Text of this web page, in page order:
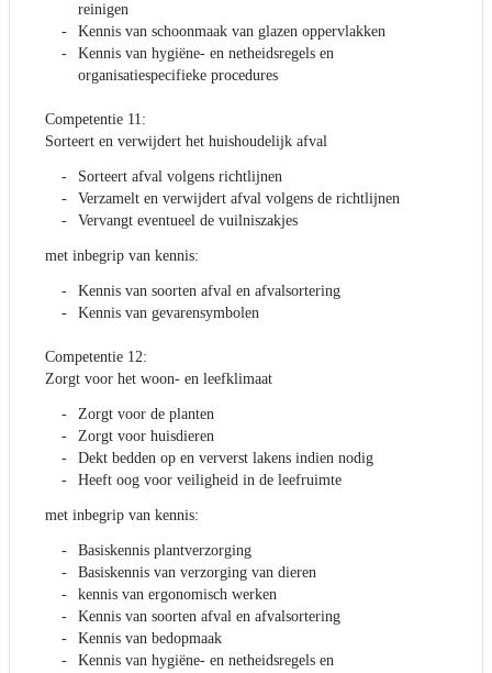
reinigen
Kennis van schoonmaak van glazen oppervlakken
Kennis van hygiëne- en netheidsregels en
organisatiespecifieke procedures
Competentie 11:
Sorteert en verwijdert het huishoudelijk afval
Sorteert afval volgens richtlijnen
Verzamelt en verwijdert afval volgens de richtlijnen
Vervangt eventueel de vuilniszakjes
met inbegrip van kennis:
Kennis van soorten afval en afvalsortering
Kennis van gevarensymbolen
Competentie 12:
Zorgt voor het woon- en leefklimaat
Zorgt voor de planten
Zorgt voor huisdieren
Dekt bedden op en ververst lakens indien nodig
Heeft oog voor veiligheid in de leefruimte
met inbegrip van kennis:
Basiskennis plantverzorging
Basiskennis van verzorging van dieren
kennis van ergonomisch werken
Kennis van soorten afval en afvalsortering
Kennis van bedopmaak
Kennis van hygiëne- en netheidsregels en